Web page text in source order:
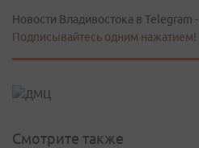
Новости Владивостока в Telegram
Подписывайтесь одним нажатием!
Смотрите также